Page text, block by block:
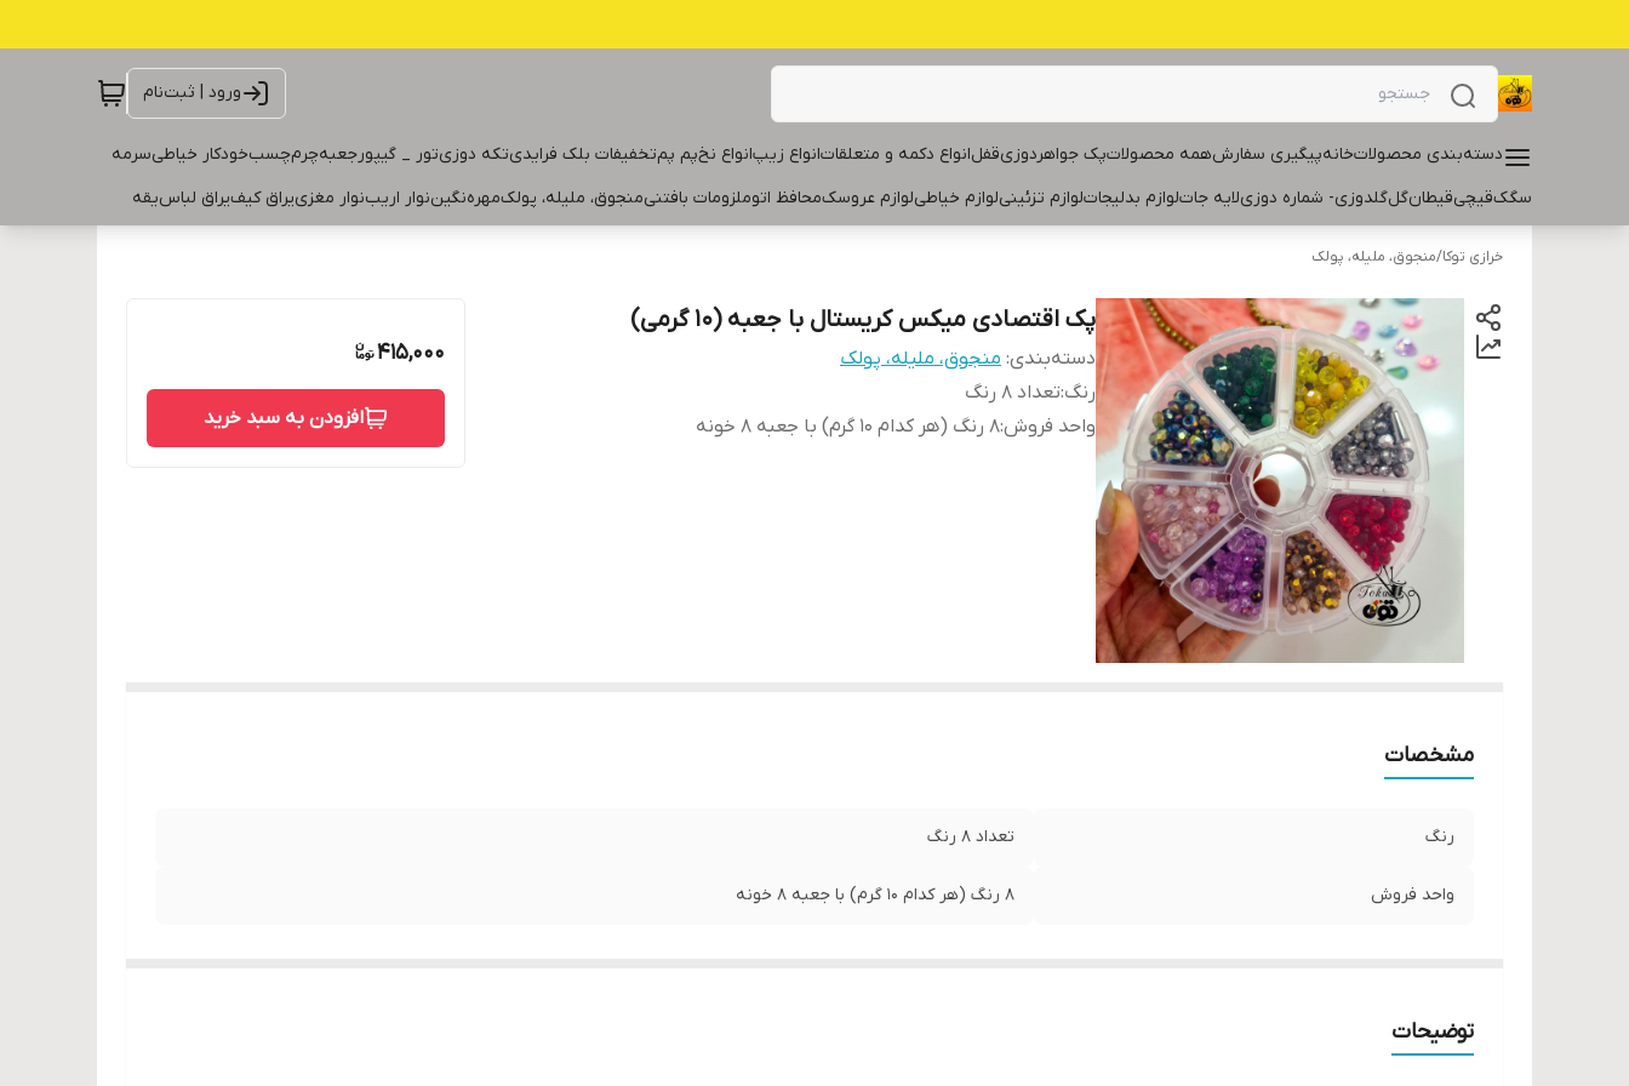
ورود | ثبت‌نام
دسته‌بندی محصولاتخانهپیگیری سفارشهمه محصولاتپک جواهردوزیقفلانواع دکمه و متعلقاتانواع زیپانواع نخپم پمتخفیفات بلک فرایدیتکه دوزیتور _ گیپورجعبهچرمچسبخودکار خیاطیسرمه
سگکقیچیقیطانگلگلدوزی- شماره دوزیلایه جاتلوازم بدلیجاتلوازم تزئینیلوازم خیاطیلوازم عروسکمحافظ اتوملزومات بافتنیمنجوق، ملیله، پولکمهرهنگیننوار اریبنوار مغزییراق کیفیراق لباسیقه
خرازی توکا/منجوق، ملیله، پولک
پک اقتصادی میکس کریستال با جعبه (۱۰ گرمی)
دسته‌بندی: منجوق، ملیله، پولک
رنگ:تعداد ۸ رنگ
واحد فروش:۸ رنگ (هر کدام ۱۰ گرم) با جعبه ۸ خونه
415,000
افزودن به سبد خرید
مشخصات
رنگ تعداد ۸ رنگ
واحد فروش ۸ رنگ (هر کدام ۱۰ گرم) با جعبه ۸ خونه
توضیحات